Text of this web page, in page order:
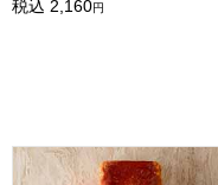
税込 2,160円
ホテルニューオータニ